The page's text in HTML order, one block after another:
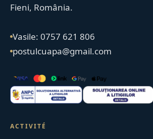
Fieni, România.
Vasile: 0757 621 806
postulcuapa@gmail.com
ACTIVITÉ